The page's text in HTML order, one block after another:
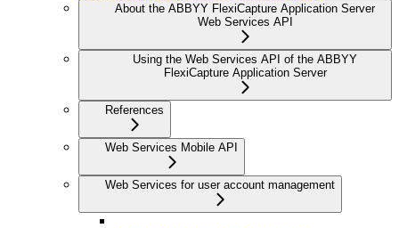
About the ABBYY FlexiCapture Application Server
Web Services API
Using the Web Services API of the ABBYY
FlexiCapture Application Server
References
Web Services Mobile API
Web Services for user account management